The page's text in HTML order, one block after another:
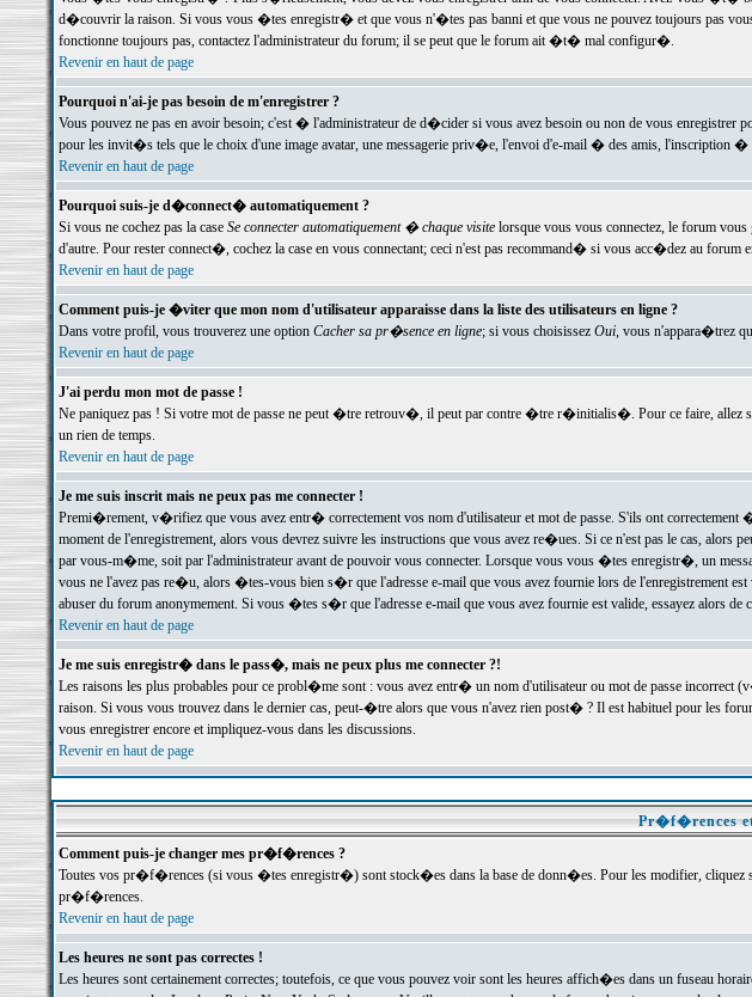
d�couvrir la raison. Si vous vous �tes enregistr� et que vous n'�tes pas banni et que vous ne pouvez toujours pas
fonctionne toujours pas, contactez l'administrateur du forum; il se peut que le forum ait �t� mal configur�.
Revenir en haut de page
Pourquoi n'ai-je pas besoin de m'enregistrer ?
Vous pouvez ne pas en avoir besoin; c'est � l'administrateur de d�cider si vous avez besoin ou non de vous
pour les invit�s tels que le choix d'une image avatar, une messagerie priv�e, l'envoi d'e-mail � des amis, l'inscription
Revenir en haut de page
Pourquoi suis-je d�connect� automatiquement ?
Si vous ne cochez pas la case Se connecter automatiquement � chaque visitelorsque vous vous connectez, le forum
d'autre. Pour rester connect�, cochez la case en vous connectant; ceci n'est pas recommand� si vous acc�dez au
Revenir en haut de page
Comment puis-je �viter que mon nom d'utilisateur apparaisse dans la liste des utilisateurs en ligne ?
Dans votre profil, vous trouverez une option Cacher sa pr�sence en ligne; si vous choisissez Oui, vous n'appara�trez
Revenir en haut de page
J'ai perdu mon mot de passe !
Ne paniquez pas ! Si votre mot de passe ne peut �tre retrouv�, il peut par contre �tre r�initialis�. Pour ce faire, allez
un rien de temps.
Revenir en haut de page
Je me suis inscrit mais ne peux pas me connecter !
Premi�rement, v�rifiez que vous avez entr� correctement vos nom d'utilisateur et mot de passe. S'ils ont
moment de l'enregistrement, alors vous devrez suivre les instructions que vous avez re�ues. Si ce n'est pas le cas,
par vous-m�me, soit par l'administrateur avant de pouvoir vous connecter. Lorsque vous vous �tes enregistr�, un
vous ne l'avez pas re�u, alors �tes-vous bien s�r que l'adresse e-mail que vous avez fournie lors de l'enregistrement
abuser du forum anonymement. Si vous �tes s�r que l'adresse e-mail que vous avez fournie est valide, essayez alors de
Revenir en haut de page
Je me suis enregistr� dans le pass�, mais ne peux plus me connecter ?!
Les raisons les plus probables pour ce probl�me sont : vous avez entr� un nom d'utilisateur ou mot de passe
raison. Si vous vous trouvez dans le dernier cas, peut-�tre alors que vous n'avez rien post� ? Il est habituel pour les
vous enregistrer encore et impliquez-vous dans les discussions.
Revenir en haut de page
Pr�f�rences
Comment puis-je changer mes pr�f�rences ?
Toutes vos pr�f�rences (si vous �tes enregistr�) sont stock�es dans la base de donn�es. Pour les modifier, cliquez
pr�f�rences.
Revenir en haut de page
Les heures ne sont pas correctes !
Les heures sont certainement correctes; toutefois, ce que vous pouvez voir sont les heures affich�es dans un fuseau